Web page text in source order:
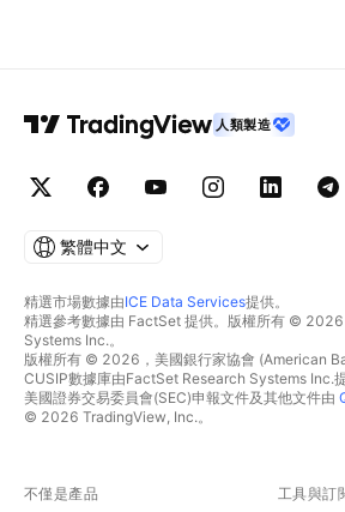
人類製造
繁體中文
精選市場數據由ICE Data Services提供。
精選參考數據由 FactSet 提供。版權所有 ©
Systems Inc.。
版權所有 © 2026，美國銀行家協會 (American
CUSIP數據庫由FactSet Research Systems Inc.
美國證券交易委員會(SEC)申報文件及其他文件由
© 2026 TradingView, Inc.。
不僅是產品 工具與訂